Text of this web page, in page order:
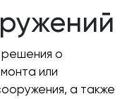
решения о
или
а также